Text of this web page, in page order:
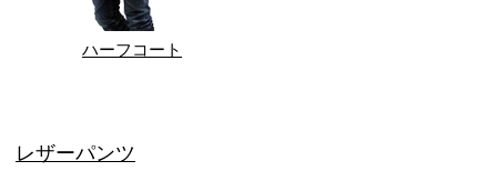
ハーフコート
レザーパンツ